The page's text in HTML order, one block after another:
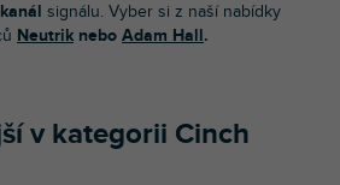
signálu. Vyber si z naší nabídky
Neutrik nebo Adam Hall.
v kategorii Cinch